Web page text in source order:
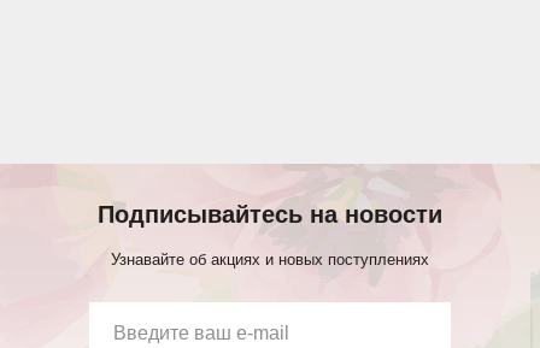
Подписывайтесь на новости
Узнавайте об акциях и новых поступлениях